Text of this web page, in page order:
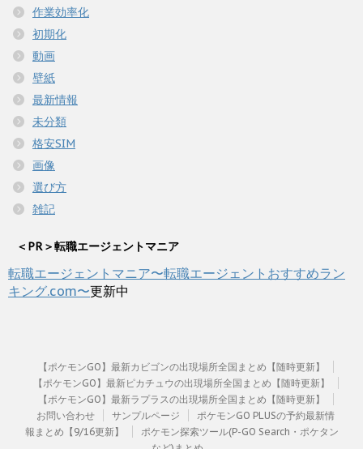
作業効率化
初期化
動画
壁紙
最新情報
未分類
格安SIM
画像
選び方
雑記
＜PR＞転職エージェントマニア
転職エージェントマニア〜転職エージェントおすすめラン
キング.com〜更新中
【ポケモンGO】最新カビゴンの出現場所全国まとめ【随時更新】
【ポケモンGO】最新ピカチュウの出現場所全国まとめ【随時更新】
【ポケモンGO】最新ラプラスの出現場所全国まとめ【随時更新】
お問い合わせ
サンプルページ
ポケモンGO PLUSの予約最新情
報まとめ【9/16更新】
ポケモン探索ツール(P-GO Search・ポケタン